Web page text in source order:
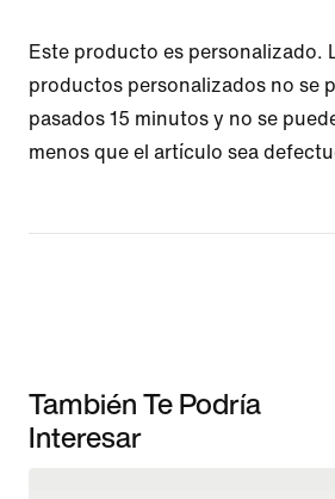
Este producto es personalizado.
productos personalizados no se
pasados 15 minutos y no se
menos que el artículo sea
También Te Podría
Interesar